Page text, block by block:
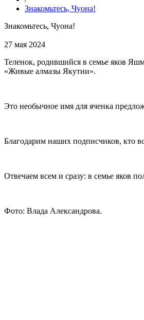
Знакомьтесь, Чуона!
Знакомьтесь, Чуона!
27 мая 2024
Теленок, родившийся в семье яков
«Живые алмазы Якутии».
Это необычное имя для яченка
Благодарим наших подписчиков, кто
Отвечаем всем и сразу: в семье яков
Фото: Влада Александрова.